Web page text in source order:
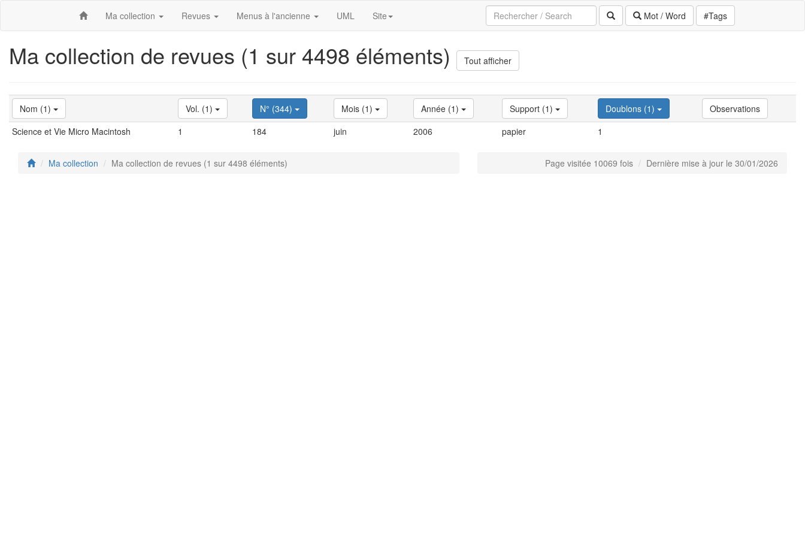
Ma collection Revues Menus à l'ancienne UML Site Mot / Word #Tags
Ma collection de revues (1 sur 4498 éléments) Tout afficher
Nom (1) Vol. (1) N° (344) Mois (1) Année (1) Support (1) Doublons (1)
Observations
Science et Vie Micro Macintosh
1 184 juin 2006 papier 1
Ma collection Ma collection de revues (1 sur 4498 éléments) Page visitée 10069 fois Dernière mise à jour le 30/01/2026